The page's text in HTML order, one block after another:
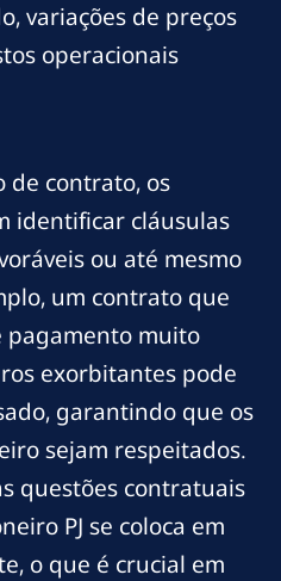
variações de preços
operacionais
de contrato, os
identificar cláusulas
ou até mesmo
um contrato que
pagamento muito
exorbitantes pode
garantindo que os
sejam respeitados.
questões contratuais
PJ se coloca em
o que é crucial em